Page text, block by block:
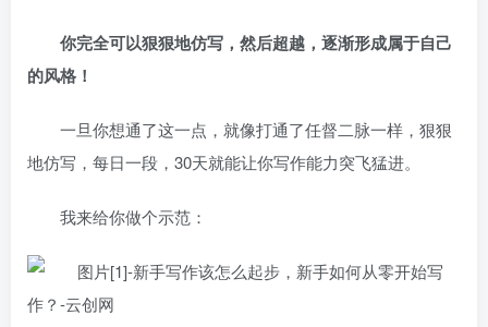
你完全可以狠狠地仿写，然后超越，逐渐形成属于自己
的风格！
一旦你想通了这一点，就像打通了任督二脉一样，狠狠
地仿写，每日一段，30天就能让你写作能力突飞猛进。
我来给你做个示范：